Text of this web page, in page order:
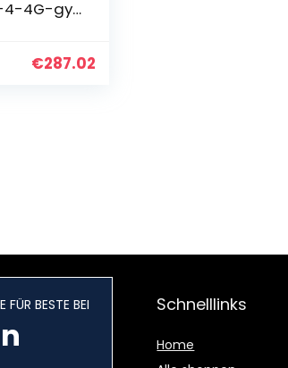
4-4G-gy
€287.02
FÜR BESTE BEI Schnelllinks
Home